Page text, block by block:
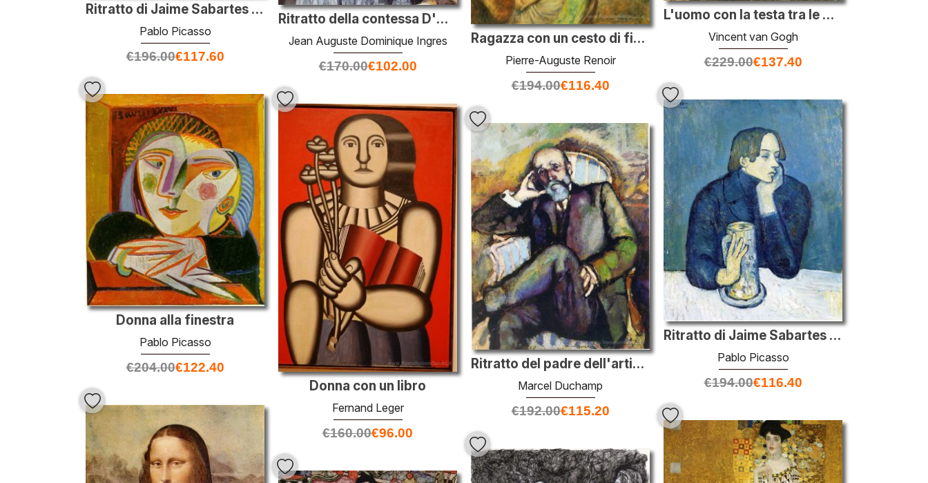
Ritratto della contessa D'Haussonville
Jean Auguste Dominique Ingres
€170.00€102.00
Ritratto di Jaime Sabartes come Grandee
Pablo Picasso
€196.00€117.60
Ragazza con un cesto di fiori
Pierre-Auguste Renoir
€194.00€116.40
L'uomo con la testa tra le mani
Vincent van Gogh
€229.00€137.40
Donna alla finestra
Pablo Picasso
€204.00€122.40
Ritratto di Jaime Sabartes (Il bock)
Pablo Picasso
€194.00€116.40
Donna con un libro
Fernand Leger
€160.00€96.00
Ritratto del padre dell'artista
Marcel Duchamp
€192.00€115.20